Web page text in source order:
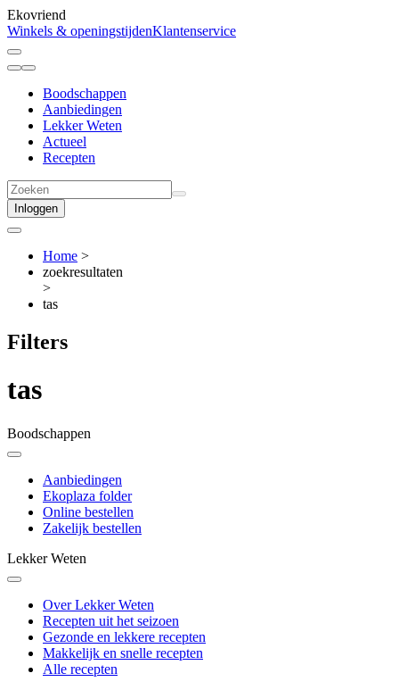
Ekovriend
Winkels & openingstijdenKlantenservice
Boodschappen
Aanbiedingen
Lekker Weten
Actueel
Recepten
Inloggen
Home >
zoekresultaten
>
tas
Filters
tas
Boodschappen
Aanbiedingen
Ekoplaza folder
Online bestellen
Zakelijk bestellen
Lekker Weten
Over Lekker Weten
Recepten uit het seizoen
Gezonde en lekkere recepten
Makkelijk en snelle recepten
Alle recepten